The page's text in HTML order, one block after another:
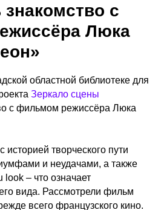
с
Люка
областной библиотеке для
Зеркало сцены
с фильмом режиссёра Люка
историей творческого пути
и неудачами, а также
– что означает
вида. Рассмотрели фильм
всего французского кино.